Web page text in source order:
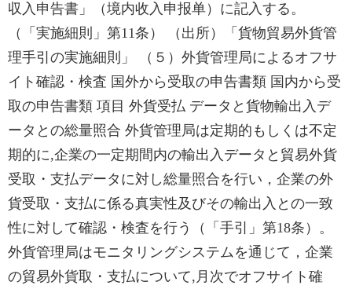
収入申告書」（境内收入申报单）に記入する。
（「実施細則」第11条） （出所）「貨物貿易外貨管
理手引の実施細則」 （５）外貨管理局によるオフサ
イト確認・検査 国外から受取の申告書類 国内から受
取の申告書類 項目 外貨受払 データと貨物輸出入デ
ータとの総量照合 外貨管理局は定期的もしくは不定
期的に,企業の一定期間内の輸出入データと貿易外貨
受取・支払データに対し総量照合を行い，企業の外
貨受取・支払に係る真実性及びその輸出入との一致
性に対して確認・検査を行う（「手引」第18条）。
外貨管理局はモニタリングシステムを通じて，企業
の貿易外貨取・支払について,月次でオフサイト確